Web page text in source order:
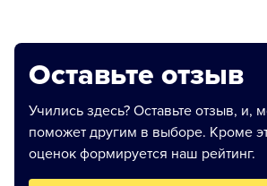
Оставьте отзыв
Учились здесь? Оставьте отзыв, и,
поможет другим в выборе. Кроме
оценок формируется наш рейтинг.